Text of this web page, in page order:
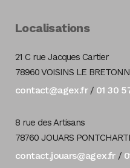
Localisations
21 C rue Jacques Cartier
78960 VOISINS LE
contact@agex.fr/ 01 30
8 rue des Artisans
78760 JOUARS
contact.jouars@agex.fr/